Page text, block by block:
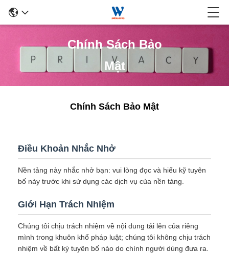
Chính Sách Bảo
Mật
Chính Sách Bảo Mật
Điều Khoản Nhắc Nhở
Nền tảng này nhắc nhở bạn: vui lòng đọc và hiểu kỹ tuyên
bố này trước khi sử dụng các dịch vụ của nền tảng.
Giới Hạn Trách Nhiệm
Chúng tôi chịu trách nhiệm về nội dung tải lên của riêng
mình trong khuôn khổ pháp luật; chúng tôi không chịu trách
nhiệm về bất kỳ tuyên bố nào do chính người dùng đưa ra.